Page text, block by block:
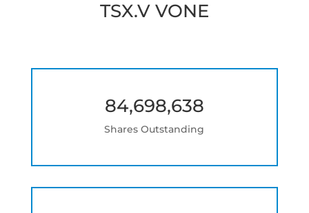
TSX.V VONE
84,698,638
Shares Outstanding